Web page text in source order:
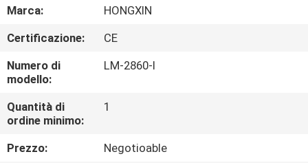
SU
DI
NOI
VISITA
ALLA
FABBRICA
Marca:
HONGXIN
Certificazione:
CE
Numero di
modello:
LM-2860-I
Quantità di
ordine minimo:
1
Prezzo:
Negotioable